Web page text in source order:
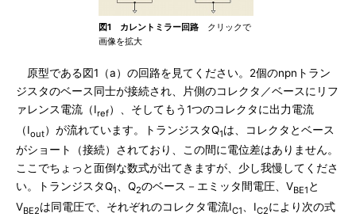
図1 カレントミラー回路 クリックで
画像を拡大
原型である図1（a）の回路を見てください。2個のnpnトラン
ジスタのベース同士が接続され、片側のコレクタ／ベースにリフ
ァレンス電流（Iref）、そしてもう1つのコレクタに出力電流
（Iout）が流れています。トランジスタQ1は、コレクタとベース
がショート（接続）されており、この間に電位差はありません。
ここでちょっと面倒な数式が出てきますが、少し我慢してくださ
い。トランジスタQ1、Q2のベース－エミッタ間電圧、VBE1 と
VBE2は同電圧で、それぞれのコレクタ電流IC1 、IC2により次の式